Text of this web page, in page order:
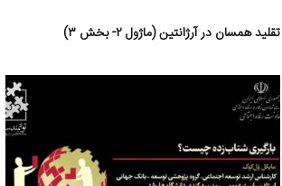
تقلید همسان در آرژانتین (ماژول ۲- بخش ۳)